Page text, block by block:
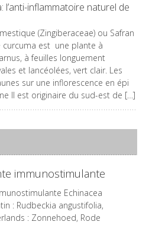
l’anti-inflammatoire naturel de
(Zingiberaceae) ou Safran
curcuma est une plante à
à feuilles longuement
et lancéolées, vert clair. Les
sur une inflorescence en épi
Il est originaire du sud-est de […]
immunostimulante
Echinacea
: Rudbeckia angustifolia,
: Zonnehoed, Rode